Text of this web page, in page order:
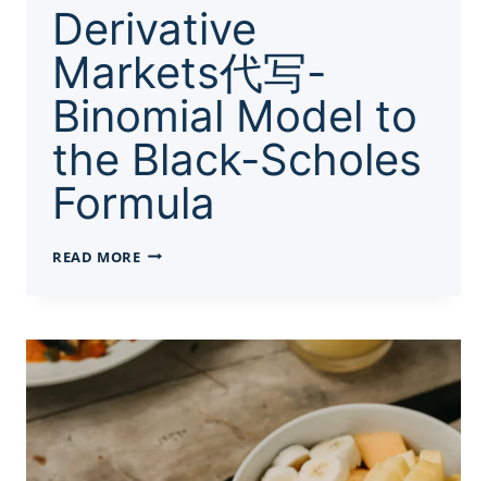
Derivative
Markets代写-
Binomial Model to
the Black-Scholes
Formula
READ MOREDERIVATIVE
BINOMIAL
MODEL
TO
THE
BLACK-
SCHOLES
FORMULA